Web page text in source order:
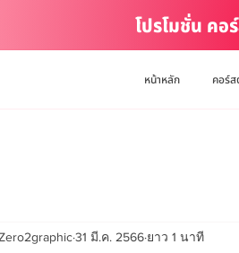
โปรโมชั่น คอ
หน้าหลัก คอร์
31 มี.ค. 2566 ยาว 1 นาที